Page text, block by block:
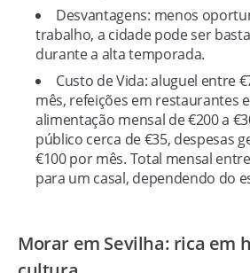
Desvantagens: menos
trabalho, a cidade pode ser
durante a alta temporada.
Custo de Vida: aluguel entre
mês, refeições em restaurantes
alimentação mensal de €200 a
público cerca de €35, despesas
€100 por mês. Total mensal
para um casal, dependendo do
Morar em Sevilha: rica em